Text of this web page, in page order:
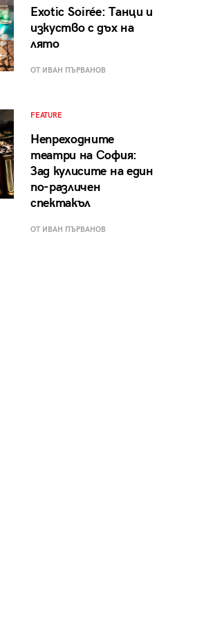
Exotic Soirée: Танци и
изкуство с дъх на
лято
ОТ ИВАН ПЪРВАНОВ
FEATURE
Непреходните
театри на София:
Зад кулисите на един
по-различен
спектакъл
ОТ ИВАН ПЪРВАНОВ